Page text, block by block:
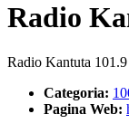
Radio
Radio Kantuta
Categoria:
Pagina Web: